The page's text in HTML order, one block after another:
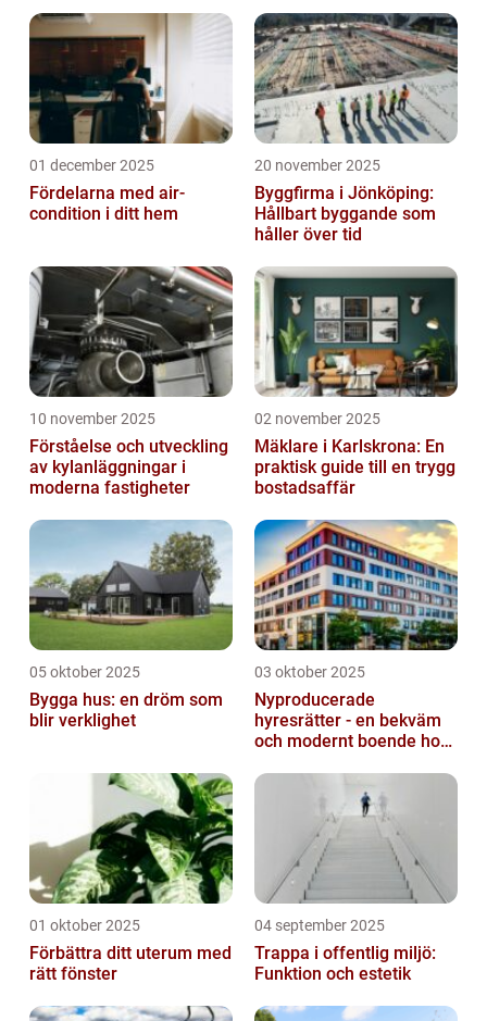
01 december 2025
Fördelarna med air-
condition i ditt hem
20 november 2025
Byggfirma i Jönköping:
Hållbart byggande som
håller över tid
10 november 2025
Förståelse och utveckling
av kylanläggningar i
moderna fastigheter
02 november 2025
Mäklare i Karlskrona: En
praktisk guide till en trygg
bostadsaffär
05 oktober 2025
Bygga hus: en dröm som
blir verklighet
03 oktober 2025
Nyproducerade
hyresrätter - en bekväm
och modernt boende hos
nyproduktion
01 oktober 2025
Förbättra ditt uterum med
rätt fönster
04 september 2025
Trappa i offentlig miljö:
Funktion och estetik